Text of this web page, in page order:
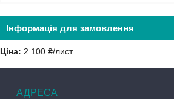
Інформація для замовлення
Ціна: 2 100 ₴/лист